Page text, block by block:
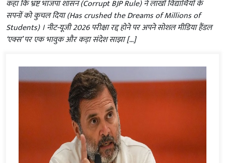
कहा कि भ्रष्ट भाजपा शासन (Corrupt BJP Rule) ने लाखों विद्यार्थियों के
सपनों को कुचल दिया (Has crushed the Dreams of Millions of
Students) । नीट-यूजी 2026 परीक्षा रद्द होने पर अपने सोशल मीडिया हैंडल
‘एक्स’ पर एक भावुक और कड़ा संदेश साझा […]